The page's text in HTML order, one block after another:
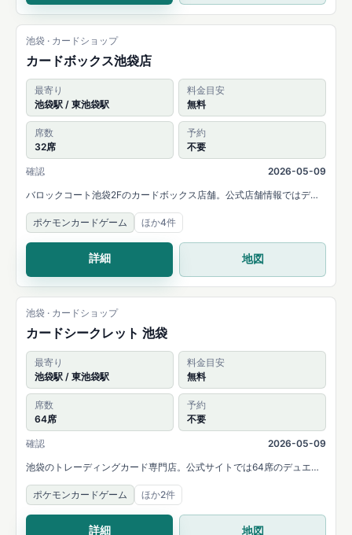
池袋 · カードショップ
カードボックス池袋店
最寄り
池袋駅 / 東池袋駅
料金目安
無料
席数
32席
予約
不要
確認
2026-05-09
バロックコート池袋2Fのカードボックス店舗。公式店舗情報ではデュ
エルスペース32席、平日22時までの営業、複数タイトルの取扱いを案
内しています。
ポケモンカードゲーム ほか4件
詳細 地図
池袋 · カードショップ
カードシークレット 池袋
最寄り
池袋駅 / 東池袋駅
料金目安
無料
席数
64席
予約
不要
確認
2026-05-09
池袋のトレーディングカード専門店。公式サイトでは64席のデュエル
スペースと、ポケモンカード・ONE PIECEカードなどの取扱い、定期
的なカードゲームイベントを案内しています。
ポケモンカードゲーム ほか2件
詳細 地図